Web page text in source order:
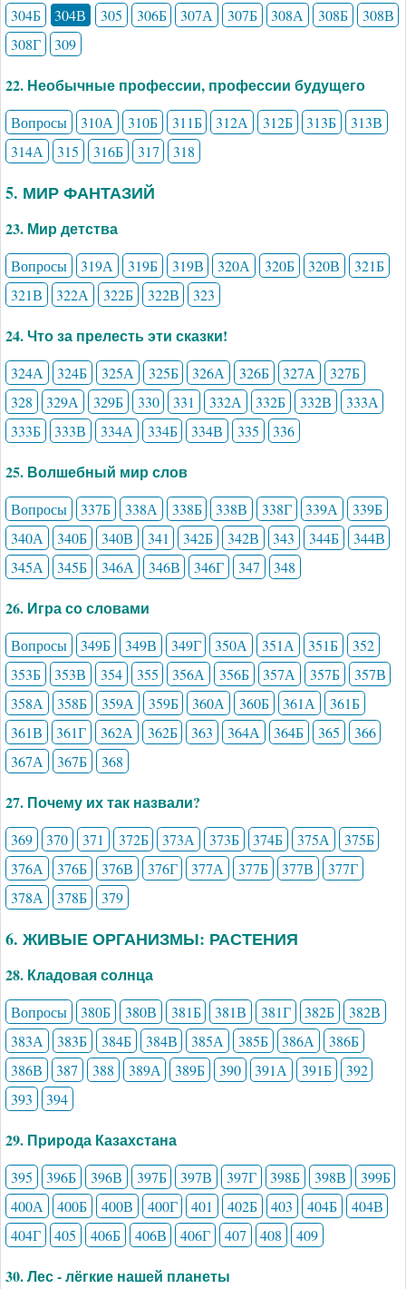
304Б
304В 305 306Б 307А 307Б 308А 308Б
308В
308Г
309
22. Необычные профессии, профессии будущего
Вопросы 310А 310Б 311Б 312А 312Б 313Б
313В
314А
315 316Б 317 318
5. МИР ФАНТАЗИЙ
23. Мир детства
Вопросы 319А 319Б 319В 320А 320Б 320В
321Б
321В
322А 322Б 322В 323
24. Что за прелесть эти сказки!
324А 324Б 325А 325Б 326А 326Б 327А
327Б
328
329А 329Б 330 331 332А 332Б 332В
333А
333Б
333В 334А 334Б 334В 335 336
25. Волшебный мир слов
Вопросы 337Б 338А 338Б 338В 338Г 339А
339Б
340А
340Б 340В 341 342Б 342В 343 344Б
344В
345А
345Б 346А 346В 346Г 347 348
26. Игра со словами
Вопросы 349Б 349В 349Г 350А 351А 351Б
352
353Б
353В 354 355 356А 356Б 357А 357Б
357В
358А
358Б 359А 359Б 360А 360Б 361А
361Б
361В
361Г 362А 362Б 363 364А 364Б 365
366
367А
367Б 368
27. Почему их так назвали?
369 370 371 372Б 373А 373Б 374Б 375А
375Б
376А
376Б 376В 376Г 377А 377Б 377В
377Г
378А
378Б 379
6. ЖИВЫЕ ОРГАНИЗМЫ: РАСТЕНИЯ
28. Кладовая солнца
Вопросы 380Б 380В 381Б 381В 381Г 382Б
382В
383А
383Б 384Б 384В 385А 385Б 386А
386Б
386В
387 388 389А 389Б 390 391А 391Б
392
393
394
29. Природа Казахстана
395 396Б 396В 397Б 397В 397Г 398Б 398В
399Б
400А
400Б 400В 400Г 401 402Б 403 404Б
404В
404Г
405 406Б 406В 406Г 407 408 409
30. Лес - лёгкие нашей планеты